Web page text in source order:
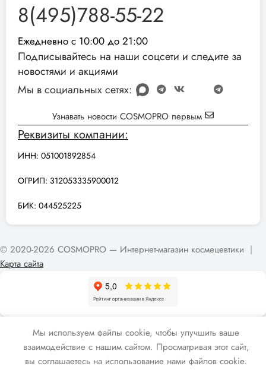
8(495)788-55-22
Ежедневно с 10:00 до 21:00
Подписывайтесь на наши соцсети и следите за
новостями и акциями
Мы в социальных сетях:
Узнавать новости COSMOPRO первым
Реквизиты компании:
ИНН: 051001892854
ОГРИП: 312053335900012
БИК: 044525225
© 2020-2026 COSMOPRO — Интернет-магазин космецевтики |
Карта сайта
Мы используем файлы cookie, чтобы улучшить ваше
взаимодействие с нашим сайтом. Просматривая этот сайт,
вы соглашаетесь на использование нами файлов cookie.